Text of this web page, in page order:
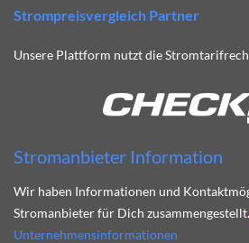
Strompreisvergleich Partner
Unsere Plattform nutzt die
Stromanbieter Information
Wir haben Informationen und
Stromanbieter für Dich zusammengestellt.
Unternehmensinformationen